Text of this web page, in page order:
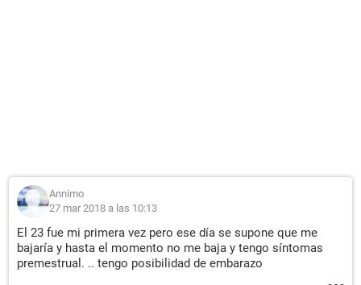
Annimo
27 mar 2018 a las 10:13
El 23 fue mi primera vez pero ese día se supone que me
bajaría y hasta el momento no me baja y tengo síntomas
premestrual. .. tengo posibilidad de embarazo